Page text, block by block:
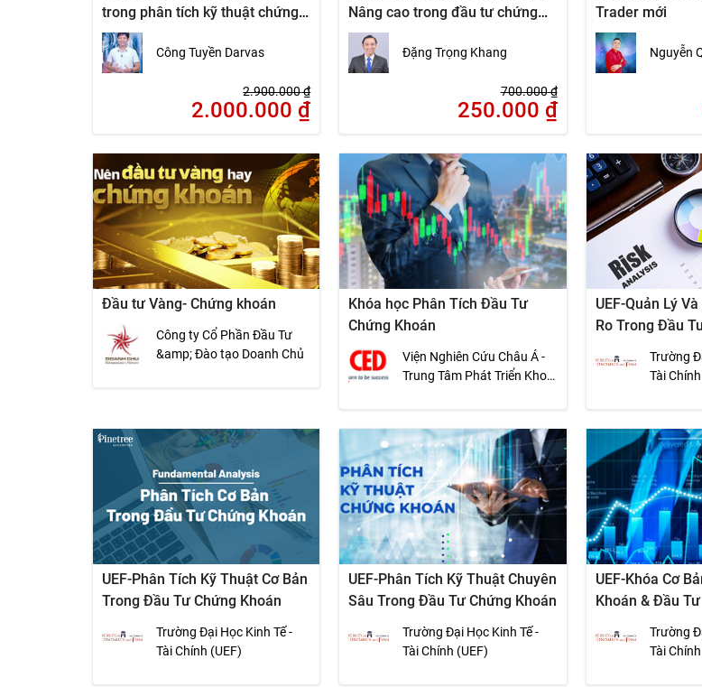
trong phân tích kỹ thuật chứng
khoán
Công Tuyền Darvas
2.900.000₫
2.000.000 ₫
Nâng cao trong đầu tư chứng
khoán
Đặng Trọng Khang
700.000₫
250.000 ₫
Trader mới
Nguyễn
Đầu tư Vàng- Chứng khoán
Công ty Cổ Phần Đầu Tư
&amp; Đào tạo Doanh Chủ
Khóa học Phân Tích Đầu Tư
Chứng Khoán
Viện Nghiên Cứu Châu Á -
Trung Tâm Phát Triển Khoa
UEF-Quản Lý
Ro Trong Đầu
Trường
Tài
UEF-Phân Tích Kỹ Thuật Cơ Bản
Trong Đầu Tư Chứng Khoán
Trường Đại Học Kinh Tế -
Tài Chính (UEF)
UEF-Phân Tích Kỹ Thuật Chuyên
Sâu Trong Đầu Tư Chứng Khoán
Trường Đại Học Kinh Tế -
Tài Chính (UEF)
UEF-Khóa Cơ
Khoán & Đầu Tư
Trường
Tài